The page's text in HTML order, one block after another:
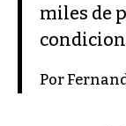
miles de
Por